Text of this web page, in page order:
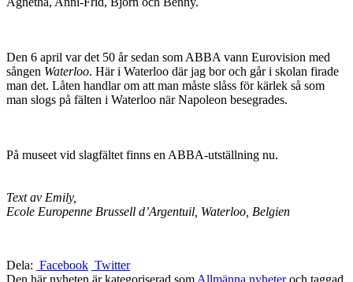
Den 6 april var det 50 år sedan som ABBA vann Eurovision med
sången Waterloo. Här i Waterloo där jag bor och går i skolan firade
man det. Låten handlar om att man måste slåss för kärlek så som
man slogs på fälten i Waterloo när Napoleon besegrades.
På museet vid slagfältet finns en ABBA-utställning nu.
Text av Emily,
Ecole Europenne Brussell d’Argentuil, Waterloo, Belgien
Dela: Facebook Twitter
Den här nyheten är kategoriserad som Allmänna nyheteroch taggad